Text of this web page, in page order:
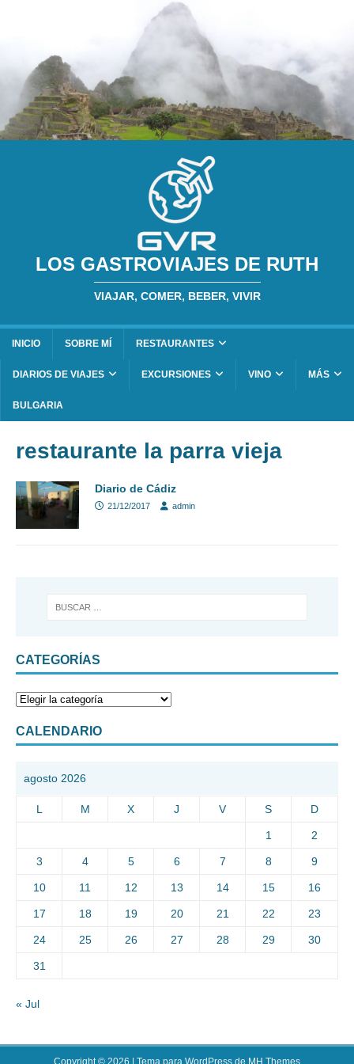
LOS GASTROVIAJES DE RUTH
VIAJAR, COMER, BEBER, VIVIR
INICIO SOBRE MÍ RESTAURANTES
DIARIOS DE VIAJES EXCURSIONES VINO MÁS
BULGARIA
restaurante la parra vieja
Diario de Cádiz
21/12/2017 admin
CATEGORÍAS
CALENDARIO
agosto 2026
L M X J V S D
1 2
3 4 5 6 7 8 9
10 11 12 13 14 15 16
17 18 19 20 21 22 23
24 25 26 27 28 29 30
31
« Jul
Copyright © 2026 | Tema para WordPress de MH Themes